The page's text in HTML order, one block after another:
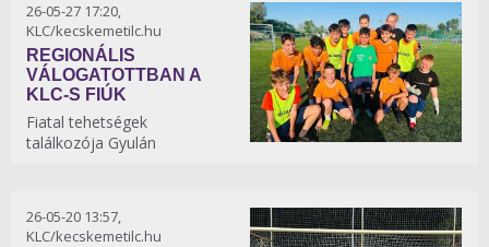
26-05-27 17:20,
KLC/kecskemetilc.hu
REGIONÁLIS
VÁLOGATOTTBAN A
KLC-S FIÚK
Fiatal tehetségek
találkozója Gyulán
26-05-20 13:57,
KLC/kecskemetilc.hu